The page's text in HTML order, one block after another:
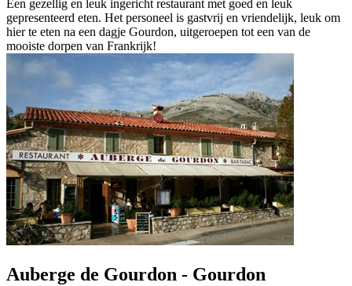
Een gezellig en leuk ingericht restaurant met goed en leuk
gepresenteerd eten. Het personeel is gastvrij en vriendelijk, leuk om
hier te eten na een dagje Gourdon, uitgeroepen tot een van de
mooiste dorpen van Frankrijk!
Auberge de Gourdon - Gourdon